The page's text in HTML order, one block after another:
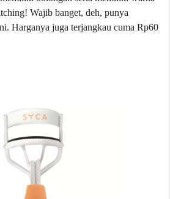
Wajib banget, deh, punya
Harganya juga terjangkau cuma Rp60